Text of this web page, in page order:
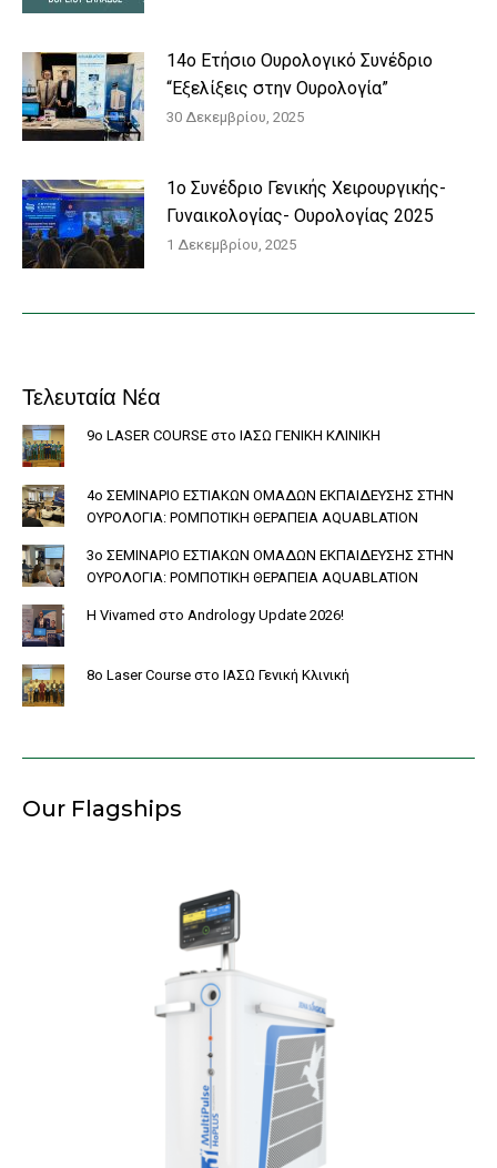
14ο Ετήσιο Ουρολογικό Συνέδριο
“Εξελίξεις στην Ουρολογία”
30 Δεκεμβρίου, 2025
1o Συνέδριο Γενικής Χειρουργικής-
Γυναικολογίας- Ουρολογίας 2025
1 Δεκεμβρίου, 2025
Τελευταία Νέα
9ο LASER COURSE στο ΙΑΣΩ ΓΕΝΙΚΗ ΚΛΙΝΙΚΗ
4ο ΣΕΜΙΝΑΡΙΟ ΕΣΤΙΑΚΩΝ ΟΜΑΔΩΝ ΕΚΠΑΙΔΕΥΣΗΣ ΣΤΗΝ
ΟΥΡΟΛΟΓΙΑ: ΡΟΜΠΟΤΙΚΗ ΘΕΡΑΠΕΙΑ AQUABLATION
3ο ΣΕΜΙΝΑΡΙΟ ΕΣΤΙΑΚΩΝ ΟΜΑΔΩΝ ΕΚΠΑΙΔΕΥΣΗΣ ΣΤΗΝ
ΟΥΡΟΛΟΓΙΑ: ΡΟΜΠΟΤΙΚΗ ΘΕΡΑΠΕΙΑ AQUABLATION
Η Vivamed στο Andrology Update 2026!
8o Laser Course στο ΙΑΣΩ Γενική Κλινική
Our Flagships